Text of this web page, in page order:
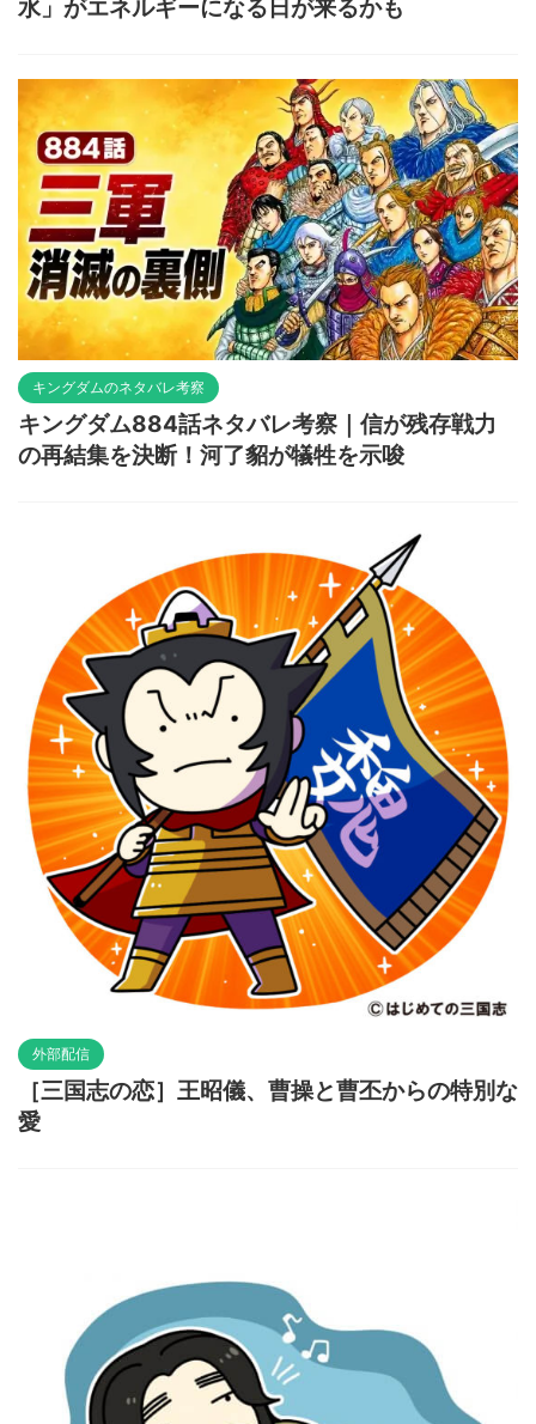
水」がエネルギーになる日が来るかも
キングダムのネタバレ考察
キングダム884話ネタバレ考察｜信が残存戦力
の再結集を決断！河了貂が犠牲を示唆
外部配信
［三国志の恋］王昭儀、曹操と曹丕からの特別な
愛